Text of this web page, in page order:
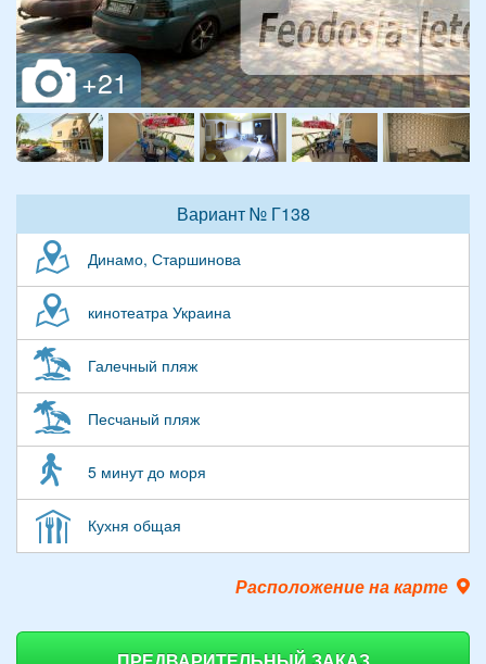
Вариант № Г138
Динамо, Старшинова
кинотеатра Украина
Галечный пляж
Песчаный пляж
5 минут до моря
Кухня общая
Расположение на карте